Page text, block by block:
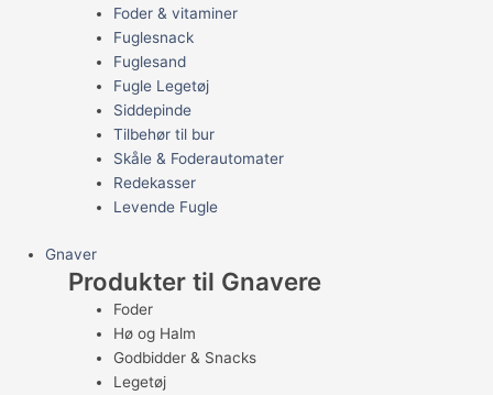
Foder & vitaminer
Fuglesnack
Fuglesand
Fugle Legetøj
Siddepinde
Tilbehør til bur
Skåle & Foderautomater
Redekasser
Levende Fugle
Gnaver
Produkter til Gnavere
Foder
Hø og Halm
Godbidder & Snacks
Legetøj